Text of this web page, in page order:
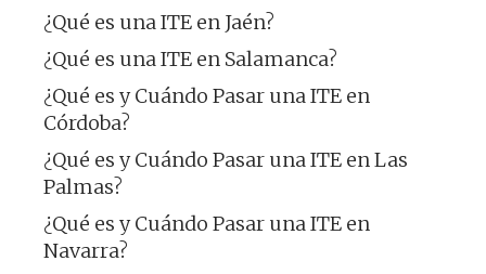
¿Qué es una ITE en Jaén?
¿Qué es una ITE en Salamanca?
¿Qué es y Cuándo Pasar una ITE en
Córdoba?
¿Qué es y Cuándo Pasar una ITE en Las
Palmas?
¿Qué es y Cuándo Pasar una ITE en
Navarra?